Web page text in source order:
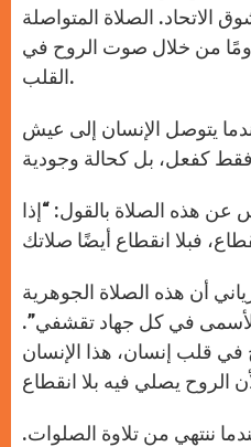
الاتحاد. الصلاة المتواصلة
من خلال صوت الروح في
القلب.
يتوصل الإنسان إلى عيش
هذه الصلاة بالقول: “إذا
أن هذه الصلاة الجوهرية
في كل جهاد تقشفي”.
في قلب إنسان، هذا الإنسان
ننتهي من تلاوة الصلوات.